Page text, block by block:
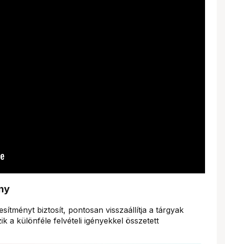
biztosít, pontosan visszaállítja a tárgyak
a különféle felvételi igényekkel összetett